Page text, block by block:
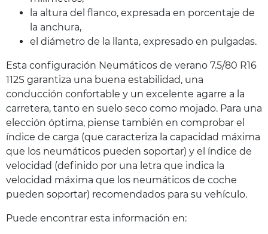
la altura del flanco, expresada en porcentaje de
la anchura,
el diámetro de la llanta, expresado en pulgadas.
Esta configuración Neumáticos de verano 7.5/80 R16
112S garantiza una buena estabilidad, una
conducción confortable y un excelente agarre a la
carretera, tanto en suelo seco como mojado. Para una
elección óptima, piense también en comprobar el
índice de carga (que caracteriza la capacidad máxima
que los neumáticos pueden soportar) y el índice de
velocidad (definido por una letra que indica la
velocidad máxima que los neumáticos de coche
pueden soportar) recomendados para su vehículo.
Puede encontrar esta información en: